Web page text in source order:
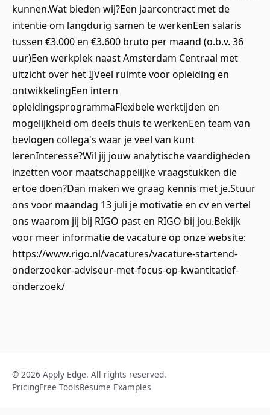
kunnen.Wat bieden wij?Een jaarcontract met de
intentie om langdurig samen te werkenEen salaris
tussen €3.000 en €3.600 bruto per maand (o.b.v. 36
uur)Een werkplek naast Amsterdam Centraal met
uitzicht over het IJVeel ruimte voor opleiding en
ontwikkelingEen intern
opleidingsprogrammaFlexibele werktijden en
mogelijkheid om deels thuis te werkenEen team van
bevlogen collega's waar je veel van kunt
lerenInteresse?Wil jij jouw analytische vaardigheden
inzetten voor maatschappelijke vraagstukken die
ertoe doen?Dan maken we graag kennis met je.Stuur
ons voor maandag 13 juli je motivatie en cv en vertel
ons waarom jij bij RIGO past en RIGO bij jou.Bekijk
voor meer informatie de vacature op onze website:
https://www.rigo.nl/vacatures/vacature-startend-
onderzoeker-adviseur-met-focus-op-kwantitatief-
onderzoek/
© 2026 Apply Edge. All rights reserved.
PricingFree ToolsResume Examples